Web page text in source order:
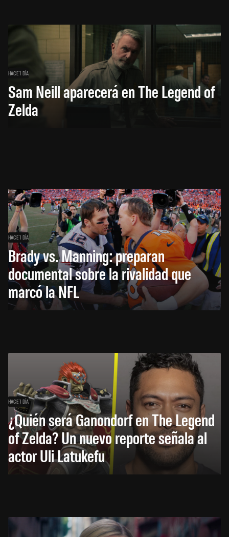
HACE 1 DÍA
Sam Neill aparecerá en The Legend of
Zelda
HACE 1 DÍA
Brady vs. Manning: preparan
documental sobre la rivalidad que
marcó la NFL
HACE 1 DÍA
¿Quién será Ganondorf en The Legend
of Zelda? Un nuevo reporte señala al
actor Uli Latukefu